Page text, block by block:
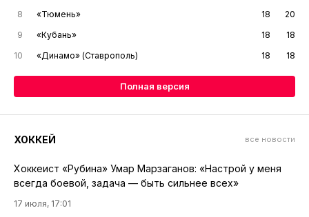
8
«Тюмень» 18
20
9
«Кубань» 18
18
10
«Динамо» (Ставрополь) 18 18
Полная версия
ХОККЕЙ все новости
Хоккеист «Рубина» Умар Марзаганов: «Настрой у меня
всегда боевой, задача — быть сильнее всех»
17 июля, 17:01